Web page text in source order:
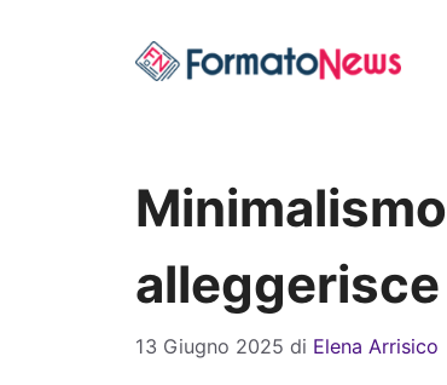
13 Giugno 2025 di Elena Arrisico